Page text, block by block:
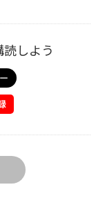
しよう